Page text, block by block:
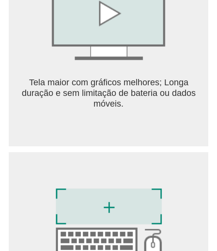
Tela maior com gráficos melhores; Longa
duração e sem limitação de bateria ou dados
móveis.